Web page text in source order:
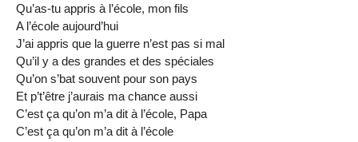
Qu’as-tu appris à l’école, mon fils
A l’école aujourd’hui
J’ai appris que la guerre n’est pas si mal
Qu’il y a des grandes et des spéciales
Qu’on s’bat souvent pour son pays
Et p’t’être j’aurais ma chance aussi
C’est ça qu’on m’a dit à l’école, Papa
C’est ça qu’on m’a dit à l’école